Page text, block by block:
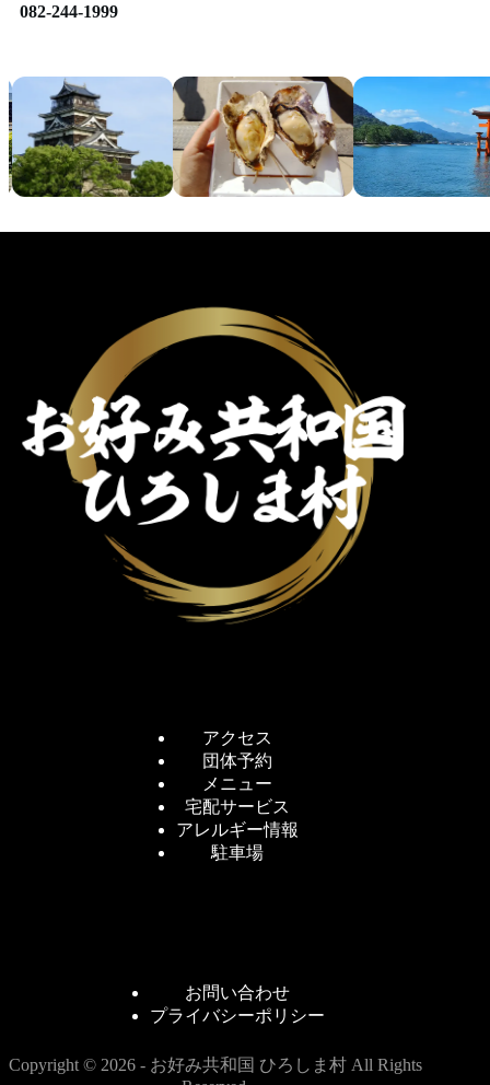
082-244-1999
アクセス
団体予約
メニュー
宅配サービス
アレルギー情報
駐車場
お問い合わせ
プライバシーポリシー
Copyright © 2026 - お好み共和国 ひろしま村 All Rights